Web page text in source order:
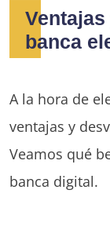
banca
A la hora de
ventajas y
Veamos qué
banca digital.